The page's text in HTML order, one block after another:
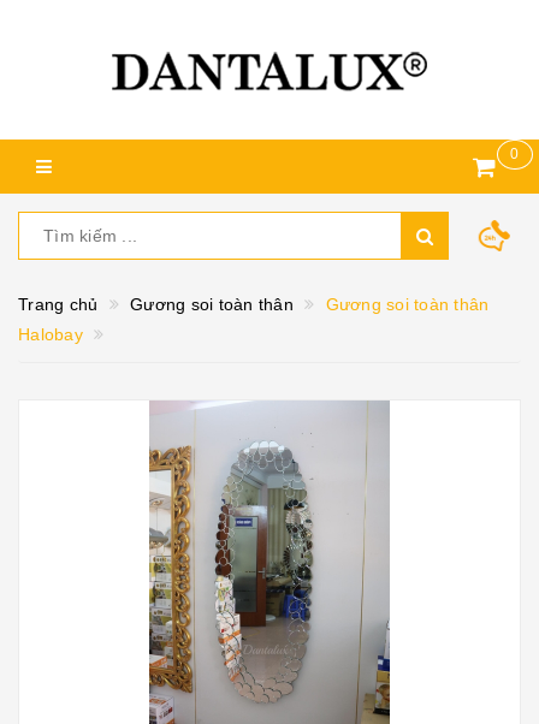
0
Trang chủ Gương soi toàn thân
Gương soi toàn thân
Halobay